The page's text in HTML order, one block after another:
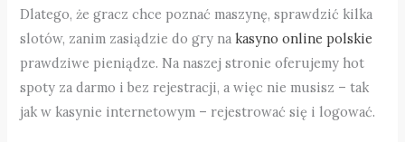
Dlatego, że gracz chce poznać maszynę, sprawdzić kilka
slotów, zanim zasiądzie do gry nakasyno online polskie
prawdziwe pieniądze. Na naszej stronie oferujemy hot
spoty za darmo i bez rejestracji, a więc nie musisz – tak
jak w kasynie internetowym – rejestrować się i logować.